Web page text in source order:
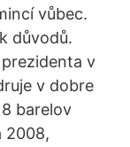
vůbec.
důvodů.
v
v dobre
barelov
2008,